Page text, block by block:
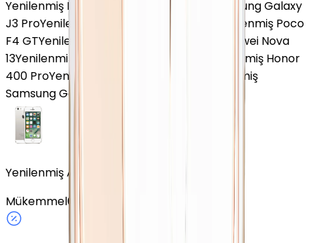
Yenilenmiş Poco X4 GT 5G
Yenilenmiş Samsung Galaxy
J3 ProYenilenmiş Samsung Galaxy A33
Yenilenmiş Poco
F4 GTYenilenmiş Omix X600
Yenilenmiş Huawei Nova
13Yenilenmiş Samsung Galaxy S25 FE
Yenilenmiş Honor
400 ProYenilenmiş Apple iPhone XR
Yenilenmiş
Samsung Galaxy J7 Core
Yenilenmiş Apple iPhone 5S Gümüş 64 GB
Mükemmel64 GB